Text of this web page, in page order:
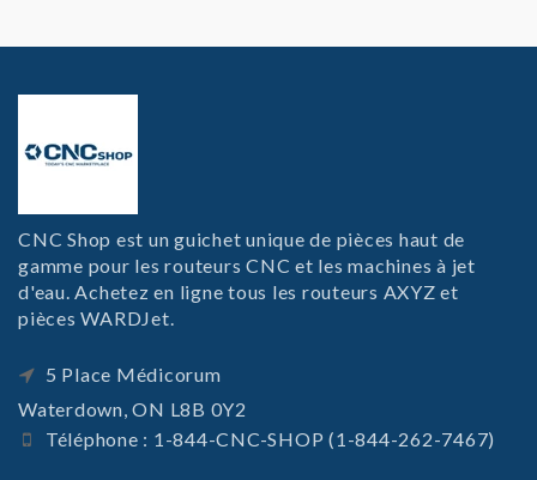
CNC Shop est un guichet unique de pièces haut de
gamme pour les routeurs CNC et les machines à jet
d'eau. Achetez en ligne tous les routeurs AXYZ et
pièces WARDJet.
5 Place Médicorum
Waterdown, ON L8B 0Y2
Téléphone : 1-844-CNC-SHOP (1-844-262-7467)